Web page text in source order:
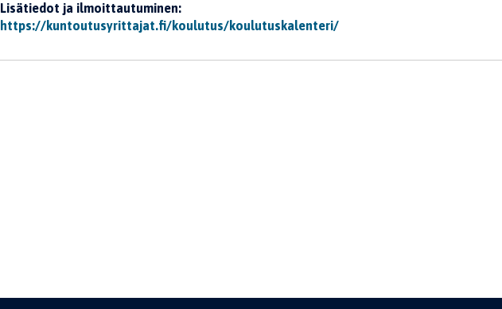
Lisätiedot ja ilmoittautuminen:
https://kuntoutusyrittajat.fi/koulutus/koulutuskalenteri/